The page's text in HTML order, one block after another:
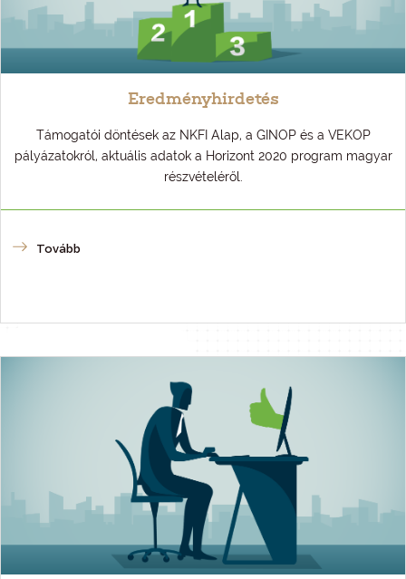
Eredményhirdetés
Támogatói döntések az NKFI Alap, a GINOP és a VEKOP
pályázatokról, aktuális adatok a Horizont 2020 program magyar
részvételéről.
Tovább